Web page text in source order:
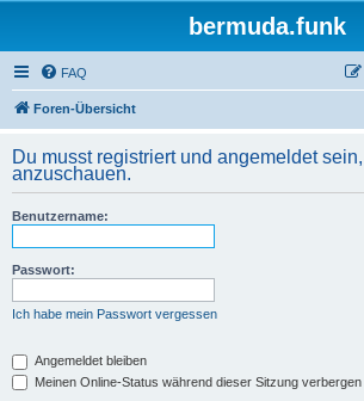
bermuda.funk
FAQ
Foren-Übersicht
Du musst registriert und angemeldet
anzuschauen.
Benutzername:
Passwort:
Ich habe mein Passwort vergessen
Angemeldet bleiben
Meinen Online-Status während dieser Sitzung verbergen